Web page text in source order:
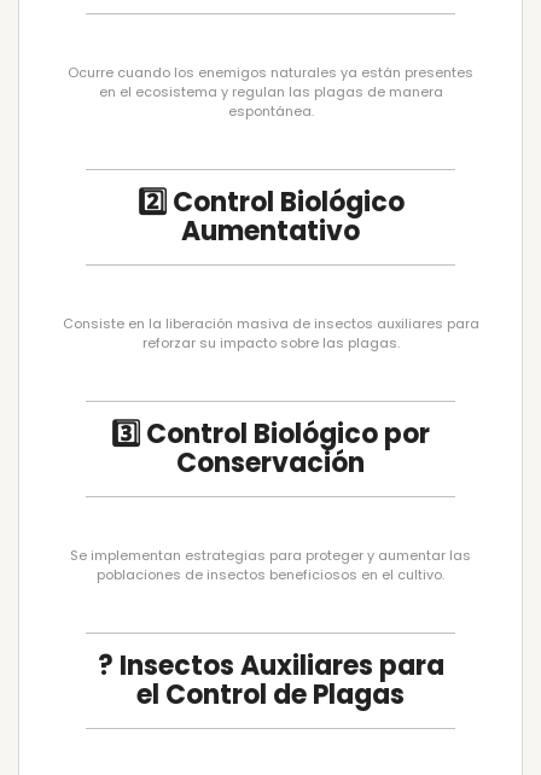
Ocurre cuando los enemigos naturales ya están presentes
en el ecosistema y regulan las plagas de manera
espontánea.
2️⃣ Control Biológico
Aumentativo
Consiste en la liberación masiva de insectos auxiliares para
reforzar su impacto sobre las plagas.
3️⃣ Control Biológico por
Conservación
Se implementan estrategias para proteger y aumentar las
poblaciones de insectos beneficiosos en el cultivo.
? Insectos Auxiliares para
el Control de Plagas